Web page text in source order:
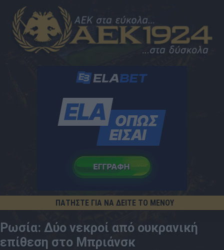
ΠΑΤΗΣΤΕ ΓΙΑ ΝΑ ΔΕΙΤΕ ΤΟ ΜΕΝΟΥ
Ρωσία: Δύο νεκροί από ουκρανική
επίθεση στο Μπριάνσκ